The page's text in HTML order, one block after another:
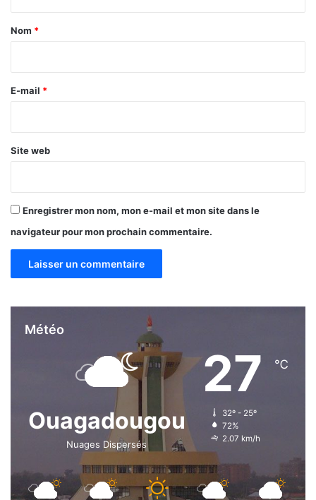
a
e
Nom *
E-mail *
Site web
Enregistrer mon nom, mon e-mail et mon site dans le
navigateur pour mon prochain commentaire.
Météo
Ouagadougou
Nuages Dispersés
27 ℃
32º - 25º
72%
2.07 km/h